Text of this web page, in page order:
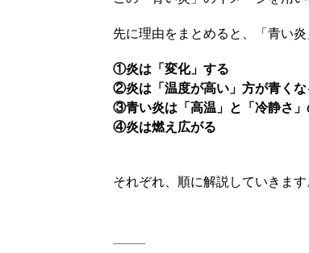
先に理由をまとめると、「青い
①炎は「変化」する
②炎は「温度が高い」方が青くな
③青い炎は「高温」と「冷静さ」
④炎は燃え広がる
それぞれ、順に解説していきます